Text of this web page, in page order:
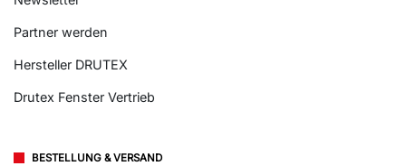
Partner werden
Hersteller DRUTEX
Drutex Fenster Vertrieb
BESTELLUNG & VERSAND